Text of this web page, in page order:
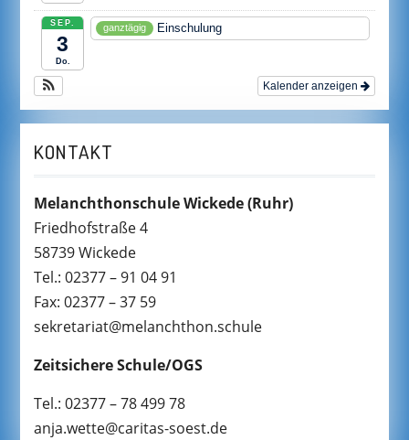
SEP.
3
Do.
ganztägig Einschulung
Kalender anzeigen
KONTAKT
Melanchthonschule Wickede(Ruhr)
Friedhofstraße 4
58739 Wickede
Tel.: 02377 – 91 04 91
Fax: 02377 – 37 59
sekretariat@melanchthon.schule
Zeitsichere Schule/OGS
Tel.: 02377 – 78 499 78
anja.wette@caritas-soest.de